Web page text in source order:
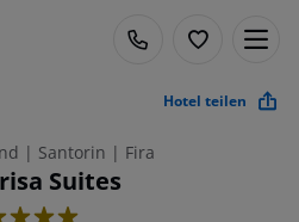
Hotel teilen
| Santorin | Fira
Suites